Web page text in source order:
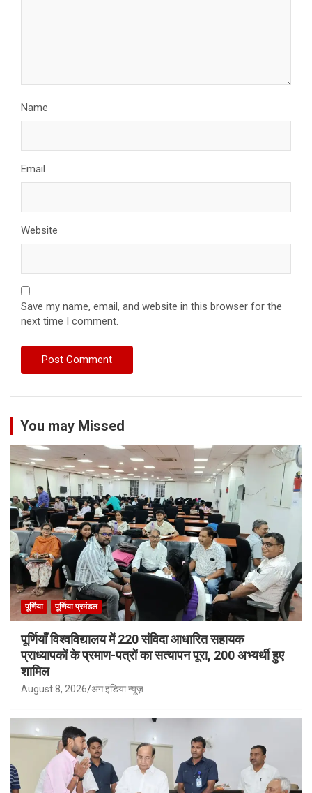
Name
Email
Website
Save my name, email, and website in this browser for the
next time I comment.
You may Missed
पूर्णिया पूर्णिया प्रमंडल
पूर्णियाँ विश्वविद्यालय में 220 संविदा आधारित सहायक
प्राध्यापकों के प्रमाण-पत्रों का सत्यापन पूरा, 200 अभ्यर्थी हुए
शामिल
August 8, 2026 अंग इंडिया न्यूज़